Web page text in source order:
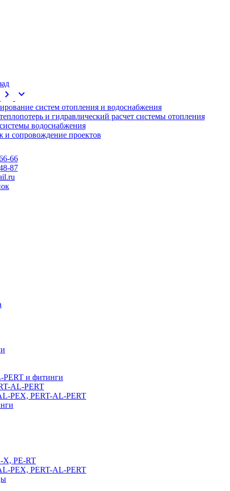
chevron_right expand_more
систем отопления и водоснабжения
и гидравлический расчет системы отопления
водоснабжения
и сопровождение проектов
66
87
PERT и фитинги
AL-PERT
PEX, PERT-AL-PERT
X, PE-RT
PEX, PERT-AL-PERT